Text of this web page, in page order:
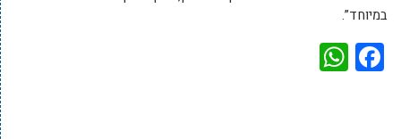
במיוחד”.
Facebook